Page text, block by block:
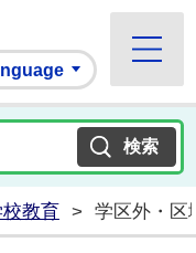
里町ホームページ
教育 > 学区外・区